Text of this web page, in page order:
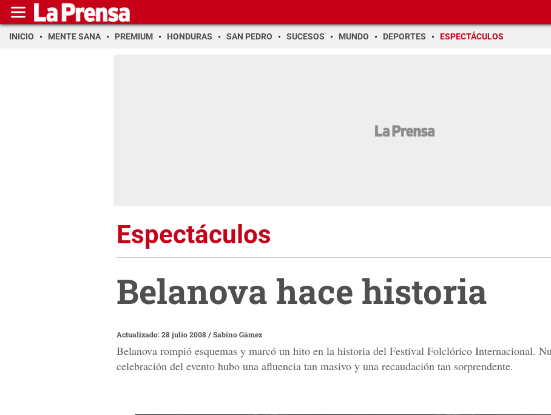
INICIO MENTE SANA PREMIUM HONDURAS SAN PEDRO SUCESOS MUNDO DEPORTES ESPECTÁCULOS
Espectáculos
Belanova hace historia
Actualizado: 28 julio 2008/Sabino Gámez
Belanova rompió esquemas y marcó un hito en la historia del Festival Folclórico Internacional.
celebración del evento hubo una afluencia tan masivo y una recaudación tan sorprendente.